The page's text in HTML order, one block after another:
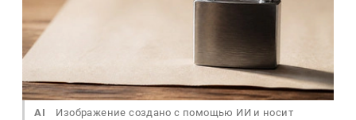
AI
Изображение создано с помощью ИИ и носит